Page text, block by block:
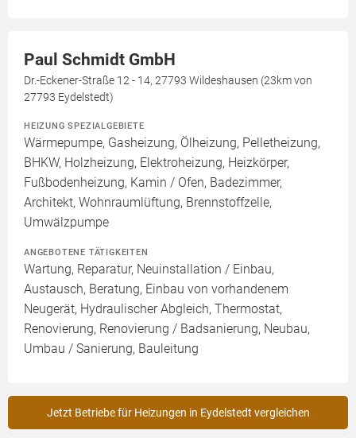
Paul Schmidt GmbH
Dr.-Eckener-Straße 12 - 14, 27793 Wildeshausen (23km von
27793 Eydelstedt)
HEIZUNG SPEZIALGEBIETE
Wärmepumpe, Gasheizung, Ölheizung, Pelletheizung,
BHKW, Holzheizung, Elektroheizung, Heizkörper,
Fußbodenheizung, Kamin / Ofen, Badezimmer,
Architekt, Wohnraumlüftung, Brennstoffzelle,
Umwälzpumpe
ANGEBOTENE TÄTIGKEITEN
Wartung, Reparatur, Neuinstallation / Einbau,
Austausch, Beratung, Einbau von vorhandenem
Neugerät, Hydraulischer Abgleich, Thermostat,
Renovierung, Renovierung / Badsanierung, Neubau,
Umbau / Sanierung, Bauleitung
Jetzt Betriebe für Heizungen in Eydelstedt vergleichen